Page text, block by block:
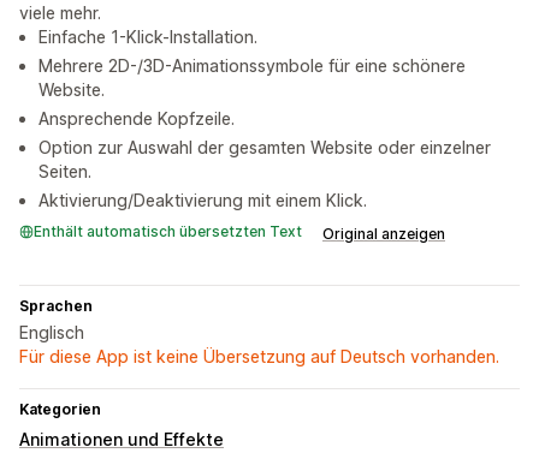
viele mehr.
Einfache 1-Klick-Installation.
Mehrere 2D-/3D-Animationssymbole für eine schönere
Website.
Ansprechende Kopfzeile.
Option zur Auswahl der gesamten Website oder einzelner
Seiten.
Aktivierung/Deaktivierung mit einem Klick.
Enthält automatisch übersetzten Text Original anzeigen
Sprachen
Englisch
Für diese App ist keine Übersetzung auf Deutsch vorhanden.
Kategorien
Animationen und Effekte